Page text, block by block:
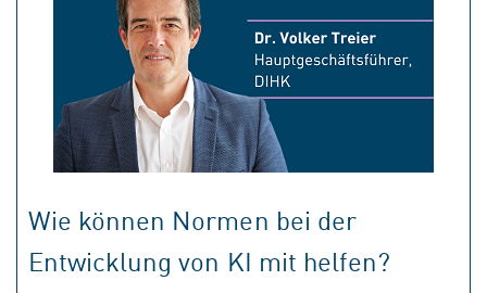
Wie können Normen bei der
Entwicklung von KI mit helfen?